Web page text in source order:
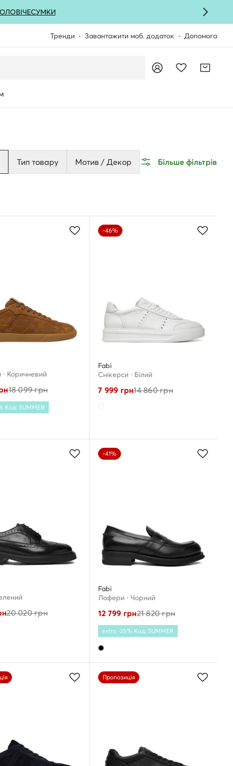
СУМКИ
Тренди Завантажити моб. додаток Допомога
Тип товару Мотив / Декор Більше фільтрів
· Коричневий
18 099грн
Код: SUMMER
-46%
Fabi
Снікерcи · Білий
7 999 грн14 860грн
20 020грн
-41%
Fabi
Лофери · Чорний
12 799 грн21 820грн
extra -25% Код: SUMMER
Пропозиція